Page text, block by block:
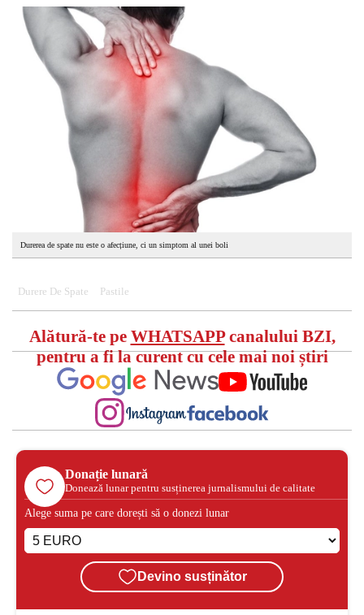
Durerea de spate nu este o afecțiune, ci un simptom al unei boli
Durere De Spate Pastile
Alătură-te pe WHATSAPPcanalului BZI,
pentru a fi la curent cu cele mai noi știri
Donație lunară
Donează lunar pentru susținerea jurnalismului de calitate
Alege suma pe care dorești să o donezi lunar
Devino susținător